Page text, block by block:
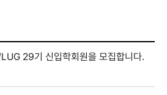
29기 신입학회원을 모집합니다.